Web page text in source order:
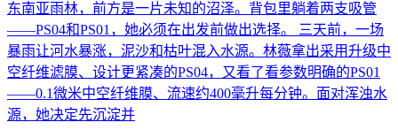
东南亚雨林，前方是一片未知的沼泽。背包里躺着两支吸管
——PS04和PS01，她必须在出发前做出选择。 三天前，一场
暴雨让河水暴涨，泥沙和枯叶混入水源。林薇拿出采用升级中
空纤维滤膜、设计更紧凑的PS04，又看了看参数明确的PS01
——0.1微米中空纤维膜、流速约400毫升每分钟。面对浑浊水
源，她决定先沉淀并